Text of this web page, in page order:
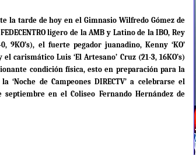
la tarde de hoy en el Gimnasio Wilfredo Gómez de
ligero de la AMB y Latino de la IBO, Rey
0, 9KO’s), el fuerte pegador juanadino, Kenny ‘KO’
el carismático Luis ‘El Artesano’ Cruz (21-3, 16KO’s)
condición física, esto en preparación para la
‘Noche de Campeones DIRECTV’ a celebrarse el
septiembre en el Coliseo Fernando Hernández de